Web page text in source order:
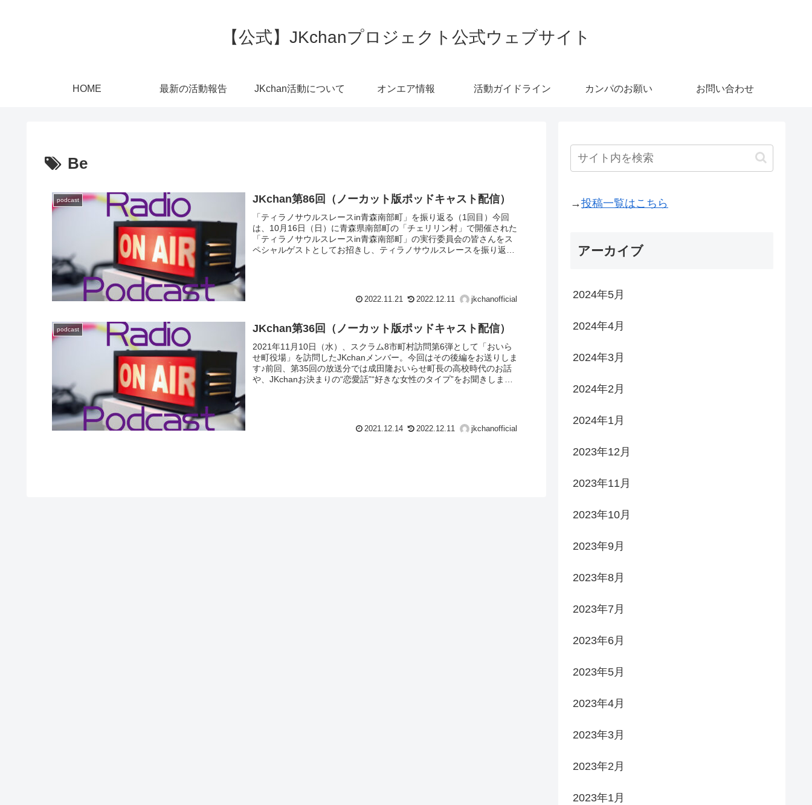
【公式】JKchanプロジェクト公式ウェブサイト
HOME 最新の活動報告 JKchan活動について オンエア情報 活動ガイドライン カンパのお願い お問い合わせ
Be
podcast JKchan第86回（ノーカット版ポッドキャスト配信）
「ティラノサウルスレースin青森南部町」を振り返る（1回目）今回
は、10月16日（日）に青森県南部町の「チェリリン村」で開催された
「ティラノサウルスレースin青森南部町」の実行委員会の皆さんをス
ペシャルゲストとしてお招きし、ティラノサウルスレースを振り返り
も福〇雅治さんが登場し、まさに“独り勝ち”状態に(笑)！そしてまさか
の！もう1週追加(笑)！ティラノサウルスレースの話は一体いつ出てく
2022.11.21 2022.12.11 jkchanofficial
podcast JKchan第36回（ノーカット版ポッドキャスト配信）
2021年11月10日（水）、スクラム8市町村訪問第6弾として「おいら
せ町役場」を訪問したJKchanメンバー。今回はその後編をお送りしま
す♪前回、第35回の放送分では成田隆おいらせ町長の高校時代のお話
や、JKchanお決まりの“恋愛話”“好きな女性のタイプ”をお聞きしまし
2021.12.14 2022.12.11 jkchanofficial
→投稿一覧はこちら
アーカイブ
2024年5月
2024年4月
2024年3月
2024年2月
2024年1月
2023年12月
2023年11月
2023年10月
2023年9月
2023年8月
2023年7月
2023年6月
2023年5月
2023年4月
2023年3月
2023年2月
2023年1月